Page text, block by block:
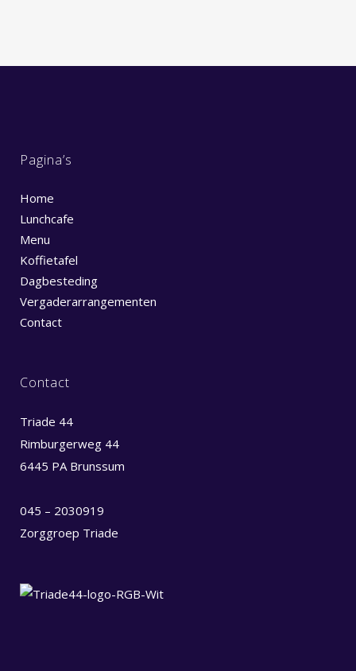
Pagina’s
Home
Lunchcafe
Menu
Koffietafel
Dagbesteding
Vergaderarrangementen
Contact
Contact
Triade 44
Rimburgerweg 44
6445 PA Brunssum
045 – 2030919
Zorggroep Triade